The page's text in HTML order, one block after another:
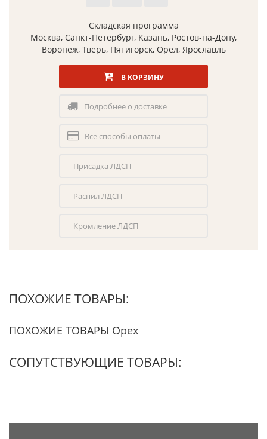
Складская программа
Москва, Санкт-Петербург, Казань, Ростов-на-Дону,
Воронеж, Тверь, Пятигорск, Орел, Ярославль
В КОРЗИНУ
Подробнее о доставке
Все способы оплаты
Присадка ЛДСП
Распил ЛДСП
Кромление ЛДСП
ПОХОЖИЕ ТОВАРЫ:
ПОХОЖИЕ ТОВАРЫ Орех
СОПУТСТВУЮЩИЕ ТОВАРЫ: